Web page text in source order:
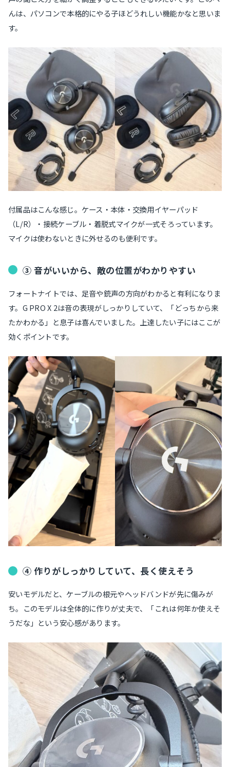
んは、パソコンで本格的にやる子ほどうれしい機能かなと思いま
す。
付属品はこんな感じ。ケース・本体・交換用イヤーパッド
（L/R）・接続ケーブル・着脱式マイクが一式そろっています。
マイクは使わないときに外せるのも便利です。
③ 音がいいから、敵の位置がわかりやすい
フォートナイトでは、足音や銃声の方向がわかると有利になりま
す。G PRO X 2は音の表現がしっかりしていて、「どっちから来
たかわかる」と息子は喜んでいました。上達したい子にはここが
効くポイントです。
④ 作りがしっかりしていて、長く使えそう
安いモデルだと、ケーブルの根元やヘッドバンドが先に傷みが
ち。このモデルは全体的に作りが丈夫で、「これは何年か使えそ
うだな」という安心感があります。